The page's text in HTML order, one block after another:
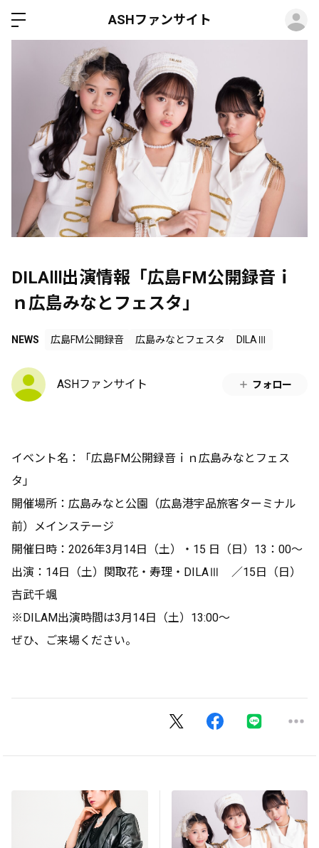
ASHファンサイト
DILAⅢ出演情報「広島FM公開録音ｉ
ｎ広島みなとフェスタ」
NEWS 広島FM公開録音 広島みなとフェスタ DILAⅢ
ASHファンサイト フォロー
イベント名：「広島FM公開録音ｉｎ広島みなとフェス
タ」
開催場所：広島みなと公園（広島港宇品旅客ターミナル
前）メインステージ
開催日時：2026年3月14日（土）・15 日（日）13：00～
出演：14日（土）関取花・寿理・DILAⅢ ／15日（日）
吉武千颯
※DILAM出演時間は3月14日（土）13:00～
ぜひ、ご来場ください。